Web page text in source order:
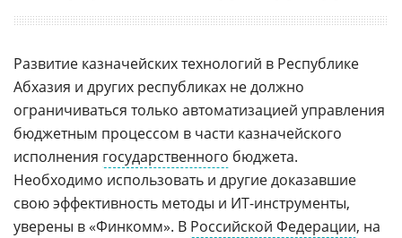
Развитие казначейских технологий в Республике
Абхазия и других республиках не должно
ограничиваться только автоматизацией управления
бюджетным процессом в части казначейского
исполнения государственного бюджета.
Необходимо использовать и другие доказавшие
свою эффективность методы и ИТ-инструменты,
уверены в «Финкомм». В Российской Федерации, на